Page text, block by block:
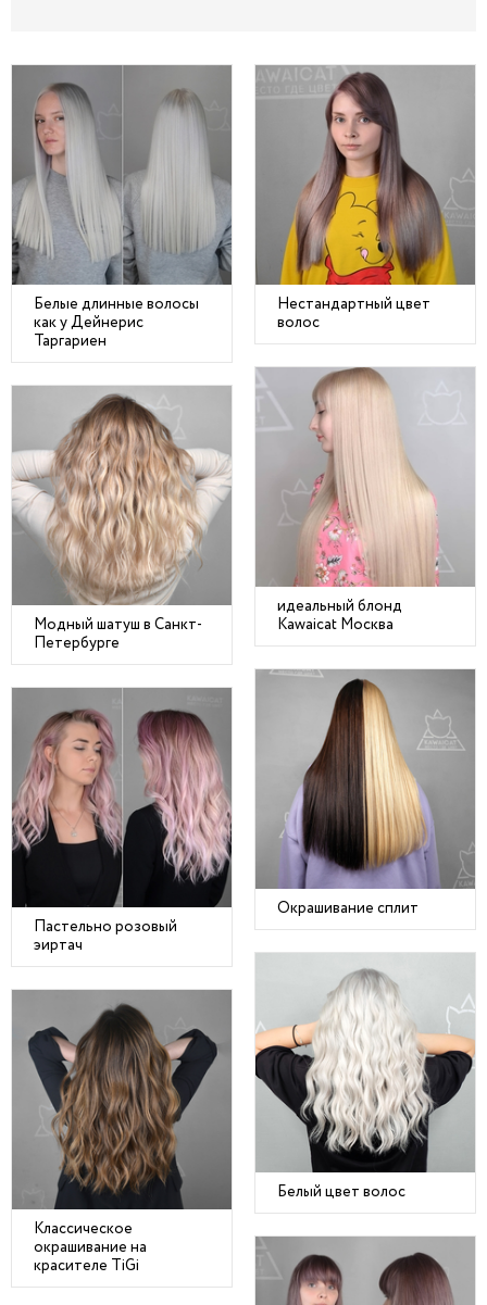
Белые длинные волосы
как у Дейнерис
Таргариен
Нестандартный цвет
волос
идеальный блонд
Kawaicat Москва
Модный шатуш в Санкт-
Петербурге
Окрашивание сплит
Пастельно розовый
эиртач
Белый цвет волос
Классическое
окрашивание на
красителе TiGi